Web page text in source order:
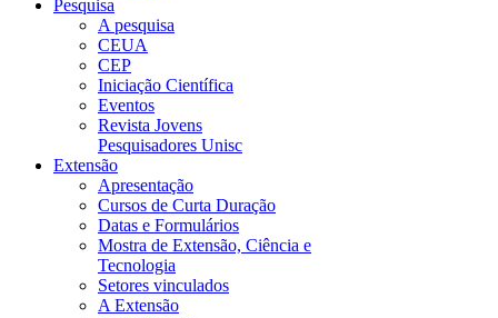
Pesquisa
A pesquisa
CEUA
CEP
Iniciação Científica
Eventos
Revista Jovens
Pesquisadores Unisc
Extensão
Apresentação
Cursos de Curta Duração
Datas e Formulários
Mostra de Extensão, Ciência e
Tecnologia
Setores vinculados
A Extensão